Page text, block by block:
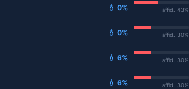
💧 0% affid. 43%
💧 0% affid. 30%
💧 6% affid. 30%
💧 6% affid. 30%